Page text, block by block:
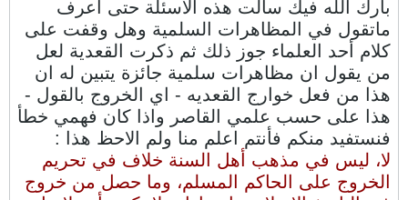
بارك الله فيك سألت هذه الأسئلة حتى اعرف
ماتقول في المظاهرات السلمية وهل وقفت على
كلام أحد العلماء جوز ذلك ثم ذكرت القعدية لعل
من يقول ان مظاهرات سلمية جائزة يتبين له ان
هذا من فعل خوارج القعديه - اي الخروج بالقول -
هذا على حسب علمي القاصر واذا كان فهمي خطأ
فنستفيد منكم فأنتم اعلم منا ولم الاحظ هذا :
لا، ليس في مذهب أهل السنة خلاف في تحريم
الخروج على الحاكم المسلم، وما حصل من خروج